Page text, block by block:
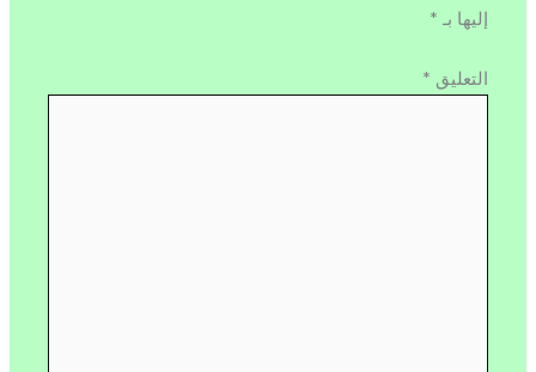
إليها بـ *
التعليق *